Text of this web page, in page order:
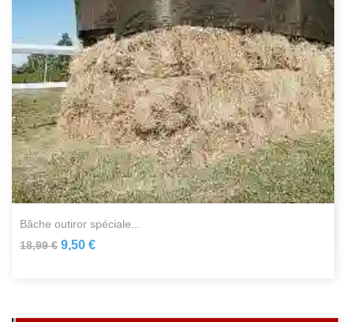
bâche outiror spéciale...
18,99 € 9,50 €